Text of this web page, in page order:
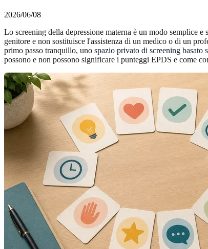
2026/06/08
Lo screening della depressione materna è un modo semplice
genitore e non sostituisce l'assistenza di un medico o di un
primo passo tranquillo, uno spazio privato di screening basato
possono e non possono significare i punteggi EPDS e come